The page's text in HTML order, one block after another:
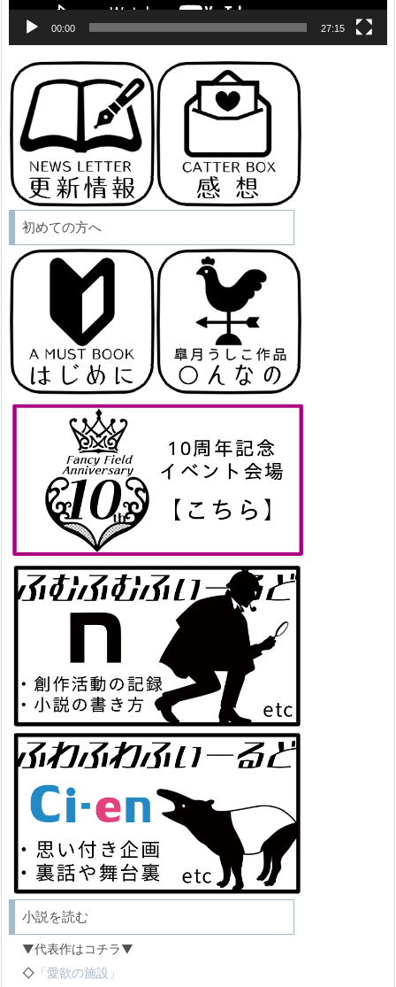
00:00 27:15
初めての方へ
小説を読む
▼代表作はコチラ▼
◇ 「愛欲の施設」